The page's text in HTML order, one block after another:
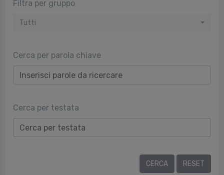
Filtra per gruppo
Tutti
Cerca per parola chiave
Cerca per testata